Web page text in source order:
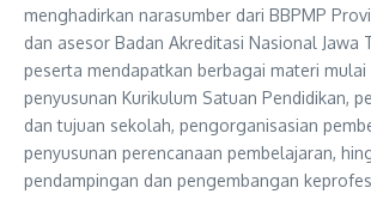
menghadirkan narasumber dari BBPMP
dan asesor Badan Akreditasi Nasional Jawa
peserta mendapatkan berbagai materi mulai
penyusunan Kurikulum Satuan Pendidikan,
dan tujuan sekolah, pengorganisasian
penyusunan perencanaan pembelajaran,
pendampingan dan pengembangan